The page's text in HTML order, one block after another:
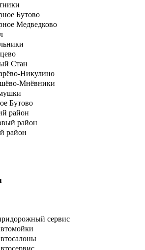
Бутово
Медведково
Стан
Никулино
Мнёвники
Бутово
район
район
район
сервис